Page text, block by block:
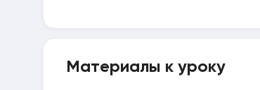
Материалы к уроку